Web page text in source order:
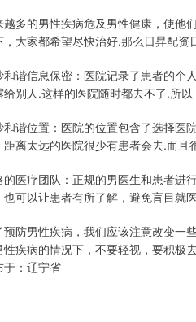
越多的男性疾病危及男性健康，使他
，大家都希望尽快治好.那么日昇配
和谐信息保密：医院记录了患者的个
给别人.这样的医院随时都去不了.所
和谐位置：医院的位置包含了选择医
距离太远的医院很少有患者会去.而
的医疗团队：正规的男医生和患者进
也可以让患者有所了解，避免盲目就
预防男性疾病，我们应该注意改变一
性疾病的情况下，不要轻视，要积极
于：辽宁省